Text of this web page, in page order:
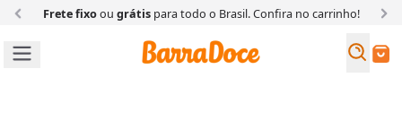
Frete fixoou grátispara todo o Brasil. Confira no carrinho!
Buscar